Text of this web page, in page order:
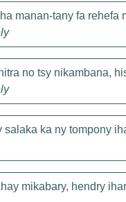
manan-tany fa rehefa
no tsy nikambana,
salaka ka ny tompony
mikabary, hendry